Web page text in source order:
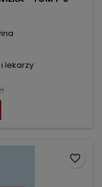
lekarzy
favorite_border